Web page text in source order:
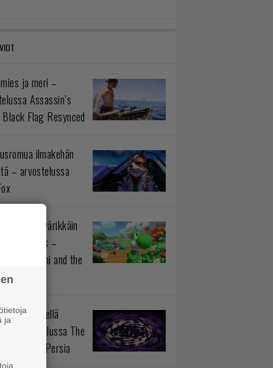
ja meri –
Assassin’s
Black Flag Resynced
ilmakehän
– arvostelussa
värikkäin
–
Yoshi and the
Book
prinssi siellä
– arvostelussa The
Prince of Persia
ja